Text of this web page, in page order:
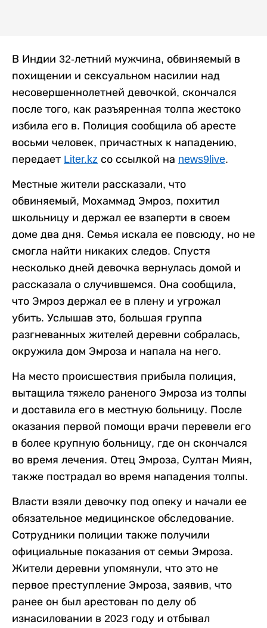
В Индии 32-летний мужчина, обвиняемый в
похищении и сексуальном насилии над
несовершеннолетней девочкой, скончался
после того, как разъяренная толпа жестоко
избила его в. Полиция сообщила об аресте
восьми человек, причастных к нападению,
передает Liter.kz со ссылкой на news9live.
Местные жители рассказали, что
обвиняемый, Мохаммад Эмроз, похитил
школьницу и держал ее взаперти в своем
доме два дня. Семья искала ее повсюду, но не
смогла найти никаких следов. Спустя
несколько дней девочка вернулась домой и
рассказала о случившемся. Она сообщила,
что Эмроз держал ее в плену и угрожал
убить. Услышав это, большая группа
разгневанных жителей деревни собралась,
окружила дом Эмроза и напала на него.
На место происшествия прибыла полиция,
вытащила тяжело раненого Эмроза из толпы
и доставила его в местную больницу. После
оказания первой помощи врачи перевели его
в более крупную больницу, где он скончался
во время лечения. Отец Эмроза, Султан Миян,
также пострадал во время нападения толпы.
Власти взяли девочку под опеку и начали ее
обязательное медицинское обследование.
Сотрудники полиции также получили
официальные показания от семьи Эмроза.
Жители деревни упомянули, что это не
первое преступление Эмроза, заявив, что
ранее он был арестован по делу об
изнасиловании в 2023 году и отбывал